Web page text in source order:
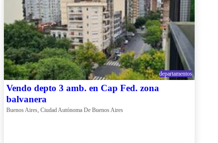
departamentos
Vendo depto 3 amb. en Cap Fed. zona
balvanera
Buenos Aires, Ciudad Autónoma De Buenos Aires